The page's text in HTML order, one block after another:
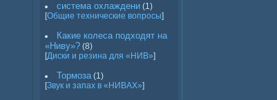
система охлаждени (1)
[Общие технические вопросы]
Какие колеса подходят на
«Ниву»? (8)
[Диски и резина для «НИВ»]
Тормоза (1)
[Звук и запах в «НИВАХ»]